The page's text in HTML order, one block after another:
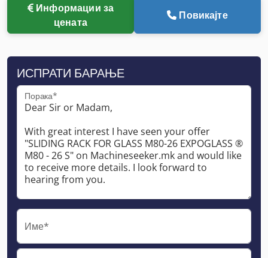
Информации за
цената
Повикајте
ИСПРАТИ БАРАЊЕ
Порака*
Име*